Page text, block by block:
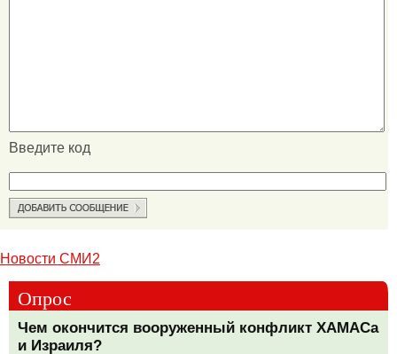
Введите код
Новости СМИ2
Опрос
Чем окончится вооруженный конфликт ХАМАСа
и Израиля?